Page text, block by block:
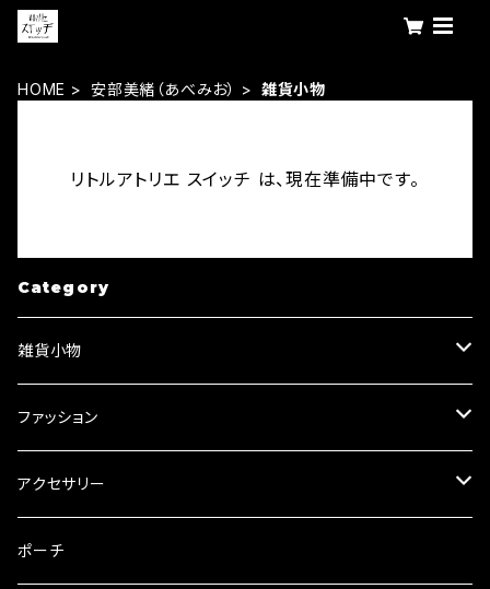
HOME 安部美緒（あべみお） 雑貨小物
リトルアトリエ スイッチ は、現在準備中です。
Category
雑貨小物
キーリング・キーホルダー
ブローチ
ピンバッチ
ファッション
Tシャツ
アクセサリー
ピアス
ポーチ